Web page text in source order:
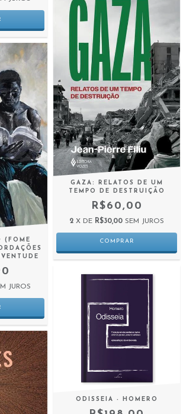
(FOME
JUROS
GAZA: RELATOS DE UM
TEMPO DE DESTRUIÇÃO
R$60,00
2 X DE R$30,00 SEM JUROS
ODISSEIA - HOMERO